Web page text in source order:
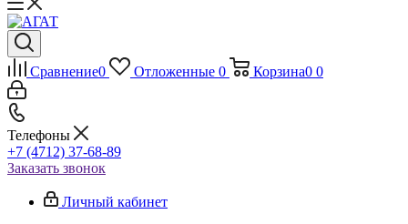
Сравнение0 Отложенные 0 Корзина0 0
Телефоны
+7 (4712) 37-68-89
Заказать звонок
Личный кабинет